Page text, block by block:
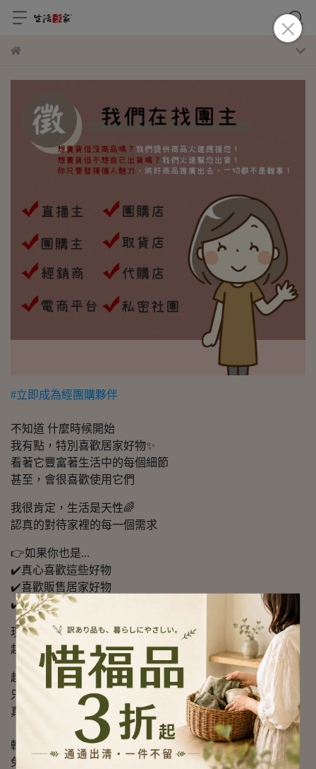
#立即成為經團購夥伴
不知道 什麼時候開始
我有點，特別喜歡居家好物✨
看著它豐富著生活中的每個細節
甚至，會很喜歡使用它們
我很肯定，生活是天性🌈
認真的對待家裡的每一個需求
👉如果你也是...
✔️真心喜歡這些好物
✔️喜歡販售居家好物
✔️已經在做這件事了
現在不用煩惱了
趕快加入🔜生活采家團主群的行列
超實用的好物商品直接開團👍
只能說有這個平台
真的是超棒的‼️
輕鬆開啟斜槓人生GO➡️
免囤貨、免倉租、無成本壓力